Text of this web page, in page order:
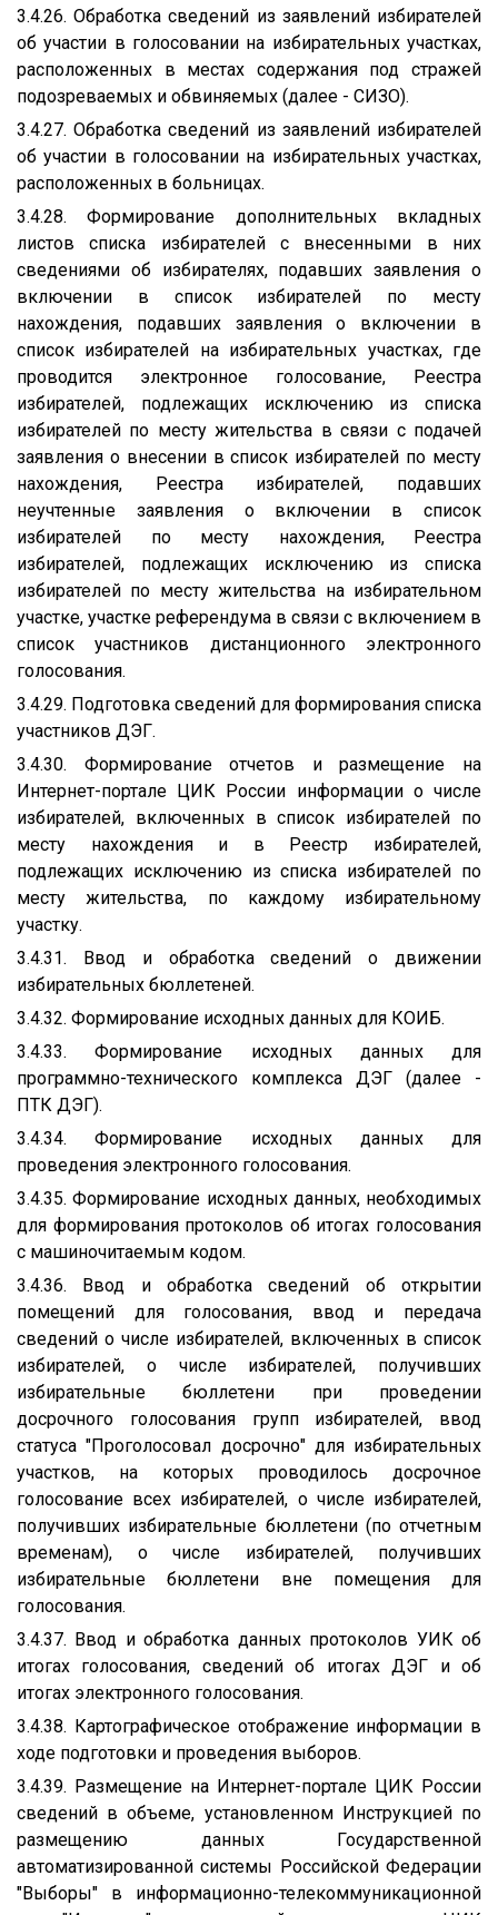
3.4.26. Обработка сведений из заявлений избирателей
об участии в голосовании на избирательных участках,
расположенных в местах содержания под стражей
подозреваемых и обвиняемых (далее - СИЗО).
3.4.27. Обработка сведений из заявлений избирателей
об участии в голосовании на избирательных участках,
расположенных в больницах.
3.4.28. Формирование дополнительных вкладных
листов списка избирателей с внесенными в них
сведениями об избирателях, подавших заявления о
включении в список избирателей по месту
нахождения, подавших заявления о включении в
список избирателей на избирательных участках, где
проводится электронное голосование, Реестра
избирателей, подлежащих исключению из списка
избирателей по месту жительства в связи с подачей
заявления о внесении в список избирателей по месту
нахождения, Реестра избирателей, подавших
неучтенные заявления о включении в список
избирателей по месту нахождения, Реестра
избирателей, подлежащих исключению из списка
избирателей по месту жительства на избирательном
участке, участке референдума в связи с включением в
список участников дистанционного электронного
голосования.
3.4.29. Подготовка сведений для формирования списка
участников ДЭГ.
3.4.30. Формирование отчетов и размещение на
Интернет-портале ЦИК России информации о числе
избирателей, включенных в список избирателей по
месту нахождения и в Реестр избирателей,
подлежащих исключению из списка избирателей по
месту жительства, по каждому избирательному
участку.
3.4.31. Ввод и обработка сведений о движении
избирательных бюллетеней.
3.4.32. Формирование исходных данных для КОИБ.
3.4.33. Формирование исходных данных для
программно-технического комплекса ДЭГ (далее -
ПТК ДЭГ).
3.4.34. Формирование исходных данных для
проведения электронного голосования.
3.4.35. Формирование исходных данных, необходимых
для формирования протоколов об итогах голосования
с машиночитаемым кодом.
3.4.36. Ввод и обработка сведений об открытии
помещений для голосования, ввод и передача
сведений о числе избирателей, включенных в список
избирателей, о числе избирателей, получивших
избирательные бюллетени при проведении
досрочного голосования групп избирателей, ввод
статуса "Проголосовал досрочно" для избирательных
участков, на которых проводилось досрочное
голосование всех избирателей, о числе избирателей,
получивших избирательные бюллетени (по отчетным
временам), о числе избирателей, получивших
избирательные бюллетени вне помещения для
голосования.
3.4.37. Ввод и обработка данных протоколов УИК об
итогах голосования, сведений об итогах ДЭГ и об
итогах электронного голосования.
3.4.38. Картографическое отображение информации в
ходе подготовки и проведения выборов.
3.4.39. Размещение на Интернет-портале ЦИК России
сведений в объеме, установленном Инструкцией по
размещению данных Государственной
автоматизированной системы Российской Федерации
"Выборы" в информационно-телекоммуникационной